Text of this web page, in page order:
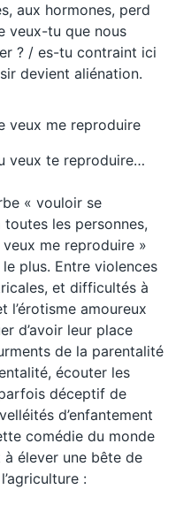
aux hormones, perd
veux-tu que nous
? / es-tu contraint ici
devient aliénation.
me reproduire
te reproduire…
« vouloir se
les personnes,
me reproduire »
plus. Entre violences
et difficultés à
l’érotisme amoureux
d’avoir leur place
de la parentalité
écouter les
déceptif de
d’enfantement
comédie du monde
élever une bête de
: